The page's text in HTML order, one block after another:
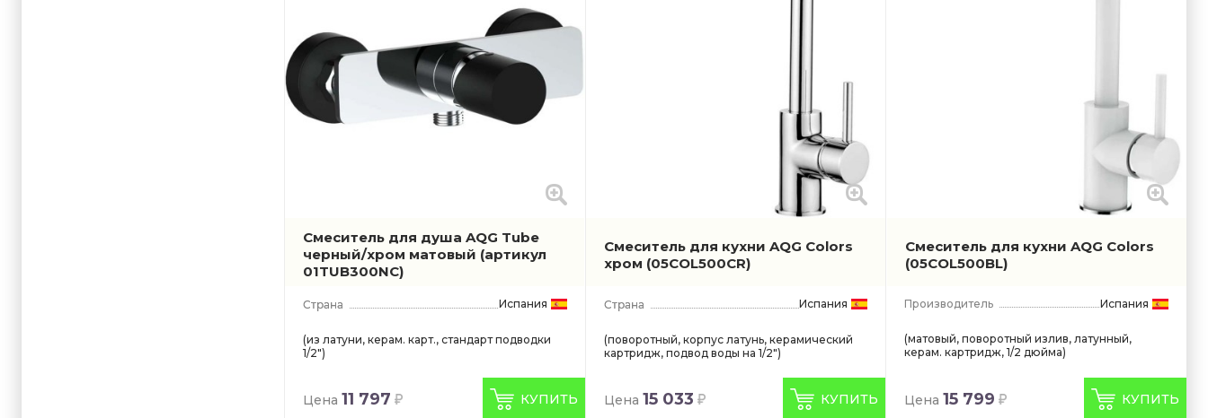
Смеситель для душа AQG Tube
черный/хром матовый (артикул
01TUB300NC)
Испания
(из латуни, керам. карт., стандарт подводки
1/2")
Цена 11 797 КУПИТЬ
Смеситель для кухни AQG Colors
хром (05COL500CR)
Испания
(поворотный, корпус латунь, керамический
картридж, подвод воды на 1/2")
Цена 15 033 КУПИТЬ
Смеситель для кухни AQG Colors
(05COL500BL)
Производитель Испания
(матовый, поворотный излив, латунный,
керам. картридж, 1/2 дюйма)
Цена 15 799 КУПИТЬ